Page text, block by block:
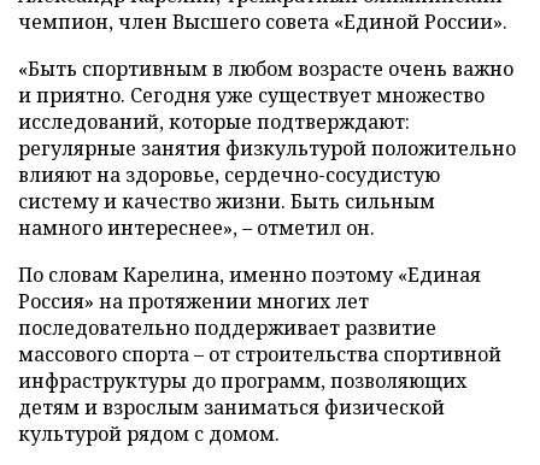
чемпион, член Высшего совета «Единой России».
«Быть спортивным в любом возрасте очень важно
и приятно. Сегодня уже существует множество
исследований, которые подтверждают:
регулярные занятия физкультурой положительно
влияют на здоровье, сердечно-сосудистую
систему и качество жизни. Быть сильным
намного интереснее», – отметил он.
По словам Карелина, именно поэтому «Единая
Россия» на протяжении многих лет
последовательно поддерживает развитие
массового спорта – от строительства спортивной
инфраструктуры до программ, позволяющих
детям и взрослым заниматься физической
культурой рядом с домом.